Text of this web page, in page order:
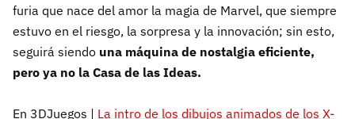
furia que nace del amor la magia de Marvel, que siempre
estuvo en el riesgo, la sorpresa y la innovación; sin esto,
seguirá siendo una máquina de nostalgia eficiente,
pero ya no la Casa de las Ideas.
En 3DJuegos | La intro de los dibujos animados de los X-